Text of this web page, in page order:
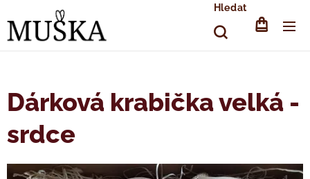
Hledat
Dárková krabička velká -
srdce